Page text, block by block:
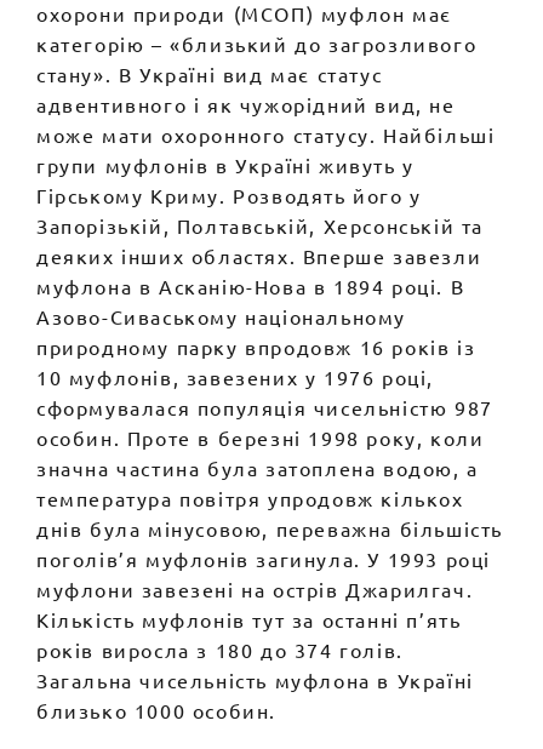
охорони природи (МСОП) муфлон має
категорію – «близький до загрозливого
стану». В Україні вид має статус
адвентивного і як чужорідний вид, не
може мати охоронного статусу. Найбільші
групи муфлонів в Україні живуть у
Гірському Криму. Розводять його у
Запорізькій, Полтавській, Херсонській та
деяких інших областях. Вперше завезли
муфлона в Асканію-Нова в 1894 році. В
Азово-Сиваському національному
природному парку впродовж 16 років із
10 муфлонів, завезених у 1976 році,
сформувалася популяція чисельністю 987
особин. Проте в березні 1998 року, коли
значна частина була затоплена водою, а
температура повітря упродовж кількох
днів була мінусовою, переважна більшість
поголів’я муфлонів загинула. У 1993 році
муфлони завезені на острів Джарилгач.
Кількість муфлонів тут за останні п’ять
років виросла з 180 до 374 голів.
Загальна чисельність муфлона в Україні
близько 1000 особин.